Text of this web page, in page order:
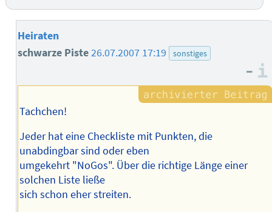
Heiraten
schwarze Piste26.07.2007 17:19 sonstiges
–
Tachchen!
Jeder hat eine Checkliste mit Punkten, die
unabdingbar sind oder eben
umgekehrt "NoGos". Über die richtige Länge einer
solchen Liste ließe
sich schon eher streiten.